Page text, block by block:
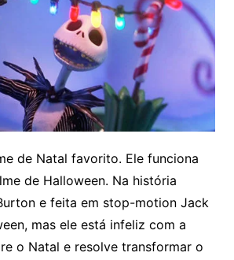
de Natal favorito. Ele funciona
de Halloween. Na história
e feita em stop-motion Jack
mas ele está infeliz com a
o Natal e resolve transformar o